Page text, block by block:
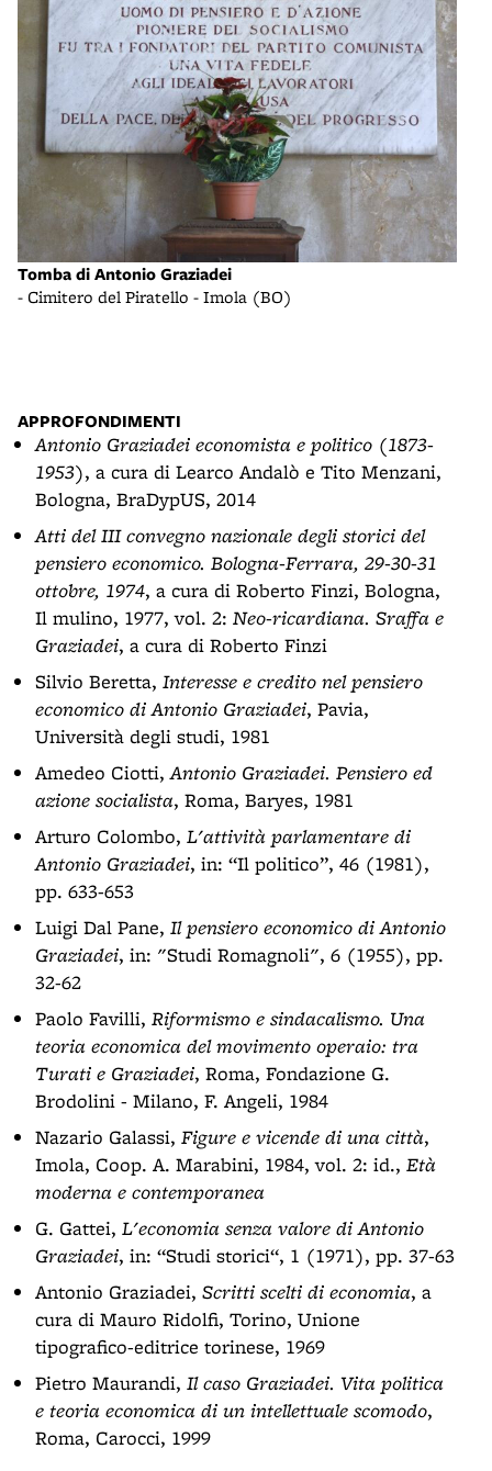
Tomba di Antonio Graziadei
- Cimitero del Piratello - Imola (BO)
APPROFONDIMENTI
Antonio Graziadei economista e politico (1873-
1953), a cura di Learco Andalò e Tito Menzani,
Bologna, BraDypUS, 2014
Atti del III convegno nazionale degli storici del
pensiero economico. Bologna-Ferrara, 29-30-31
ottobre, 1974, a cura di Roberto Finzi, Bologna,
Il mulino, 1977, vol. 2: Neo-ricardiana. Sraffa e
Graziadei, a cura di Roberto Finzi
Silvio Beretta, Interesse e credito nel pensiero
economico di Antonio Graziadei, Pavia,
Università degli studi, 1981
Amedeo Ciotti,Antonio Graziadei. Pensiero ed
azione socialista, Roma, Baryes, 1981
Arturo Colombo, L'attività parlamentare di
Antonio Graziadei, in: “Il politico”, 46 (1981),
pp. 633-653
Luigi Dal Pane, Il pensiero economico di Antonio
Graziadei, in: "Studi Romagnoli", 6 (1955), pp.
32-62
Paolo Favilli, Riformismo e sindacalismo. Una
teoria economica del movimento operaio: tra
Turati e Graziadei, Roma, Fondazione G.
Brodolini - Milano, F. Angeli, 1984
Nazario Galassi, Figure e vicende di una città,
Imola, Coop. A. Marabini, 1984, vol. 2: id., Età
moderna e contemporanea
G. Gattei, L'economia senza valore di Antonio
Graziadei, in: “Studi storici“, 1 (1971), pp. 37-63
Antonio Graziadei, Scritti scelti di economia, a
cura di Mauro Ridolfi, Torino, Unione
tipografico-editrice torinese, 1969
Pietro Maurandi, Il caso Graziadei. Vita politica
e teoria economica di un intellettuale scomodo,
Roma, Carocci, 1999